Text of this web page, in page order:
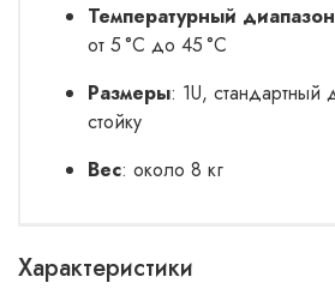
Температурный
от 5 °C до 45 °C
Размеры: 1U, стандартный
стойку
Вес: около 8 кг
Характеристики